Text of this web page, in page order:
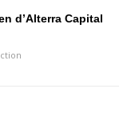
d’Alterra Capital